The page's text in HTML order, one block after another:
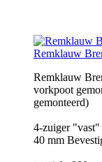
Remklauw
Remklauw
vorkpoot
gemonteerd)
4-zuiger
40 mm